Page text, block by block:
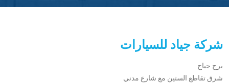
شركة جياد للسيارات
برج جياج
شرق تقاطع الستين مع شارع مدني